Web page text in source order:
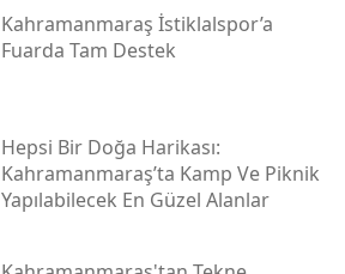
Kahramanmaraş İstiklalspor’a
Fuarda Tam Destek
Hepsi Bir Doğa Harikası:
Kahramanmaraş’ta Kamp Ve Piknik
Yapılabilecek En Güzel Alanlar